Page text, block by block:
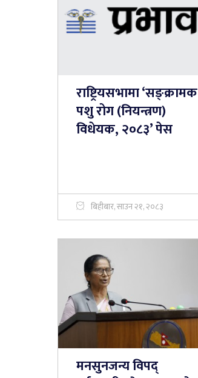
राष्ट्रियसभामा ‘सङ्क्रामक
पशु रोग (नियन्त्रण)
विधेयक, २०८३’ पेस
बिहीबार, साउन २१, २०८३
मनसुनजन्य विपद्